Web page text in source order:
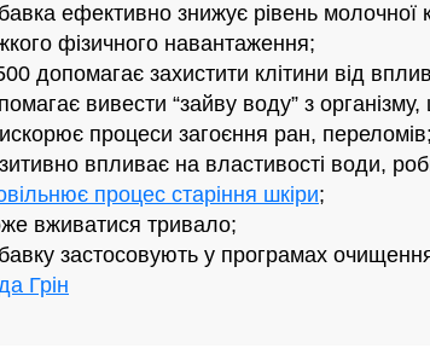
ефективно знижує рівень молочної
фізичного навантаження;
допомагає захистити клітини від
вивести “зайву воду” з
процеси загоєння ран, переломів;
впливає на властивості води,
процес старіння шкіри;
вживатися тривало;
застосовують у програмах
Грін